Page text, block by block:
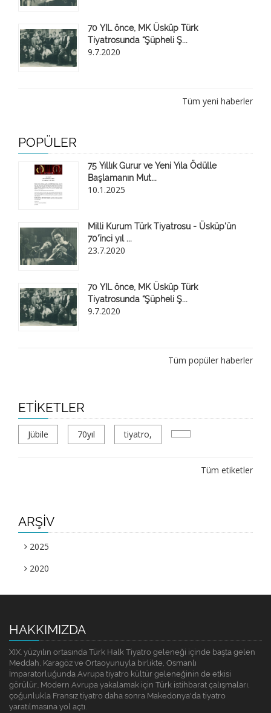
70 YIL önce, MK Üsküp Türk
Tiyatrosunda “Şüpheli Ş...
9.7.2020
Tüm yeni haberler
POPÜLER
75 Yıllık Gurur ve Yeni Yıla Ödülle
Başlamanın Mut...
10.1.2025
Milli Kurum Türk Tiyatrosu - Üsküp'ün
70'ïnci yıl ...
23.7.2020
70 YIL önce, MK Üsküp Türk
Tiyatrosunda “Şüpheli Ş...
9.7.2020
Tüm popüler haberler
ETIKETLER
Jübile 70yıl tiyatro,
Tüm etiketler
ARŞİV
2025
2020
HAKKIMIZDA
XIX. yüzyılın ortasında Türk Halk Tiyatro geleneği içinde başta gelen
Meddah, Karagöz ve Ortaoyunuyla birlikte, Osmanlı
İmparatorluğunda Avrupa tiyatro kültür geleneğinin de etkisi
görülür.. Modern Avrupa yakalamak için Türk istihbarat çalışmaları,
çoğunlukla Fransız tiyatro daha sonra Makedonya'da tiyatro
yaratılmasına yol açtı.